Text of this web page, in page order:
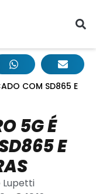
COM SD865 E
5G É
E